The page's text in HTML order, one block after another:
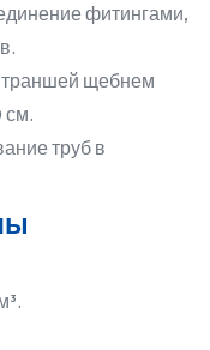
фитингами,
щебнем
см.
труб в